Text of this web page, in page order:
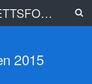
GALTERUD IDRETTSFORENING
2015